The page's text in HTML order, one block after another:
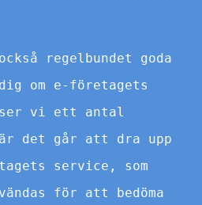
regelbundet goda
om e-företagets
vi ett antal
det går att dra upp
service, som
för att bedöma